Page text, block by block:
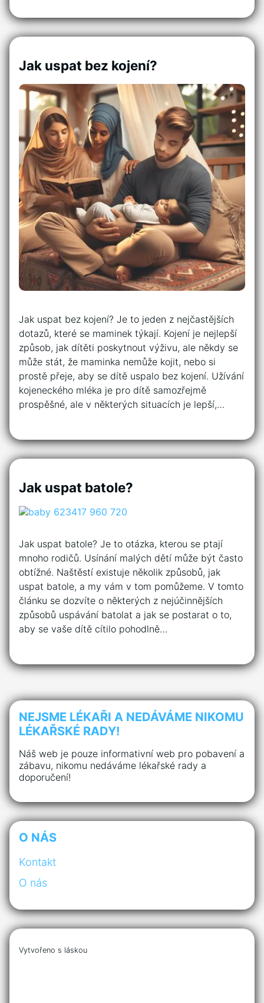
Jak uspat bez kojení?
Jak uspat bez kojení? Je to jeden z nejčastějších
dotazů, které se maminek týkají. Kojení je nejlepší
způsob, jak dítěti poskytnout výživu, ale někdy se
může stát, že maminka nemůže kojit, nebo si
prostě přeje, aby se dítě uspalo bez kojení. Užívání
kojeneckého mléka je pro dítě samozřejmě
prospěšné, ale v některých situacích je lepší,…
Jak uspat batole?
Jak uspat batole? Je to otázka, kterou se ptají
mnoho rodičů. Usínání malých dětí může být často
obtížné. Naštěstí existuje několik způsobů, jak
uspat batole, a my vám v tom pomůžeme. V tomto
článku se dozvíte o některých z nejúčinnějších
způsobů uspávání batolat a jak se postarat o to,
aby se vaše dítě cítilo pohodlně…
NEJSME LÉKAŘI A NEDÁVÁME NIKOMU
LÉKAŘSKÉ RADY!
Náš web je pouze informativní web pro pobavení a
zábavu, nikomu nedáváme lékařské rady a
doporučení!
O NÁS
Kontakt
O nás
Vytvořeno s láskou